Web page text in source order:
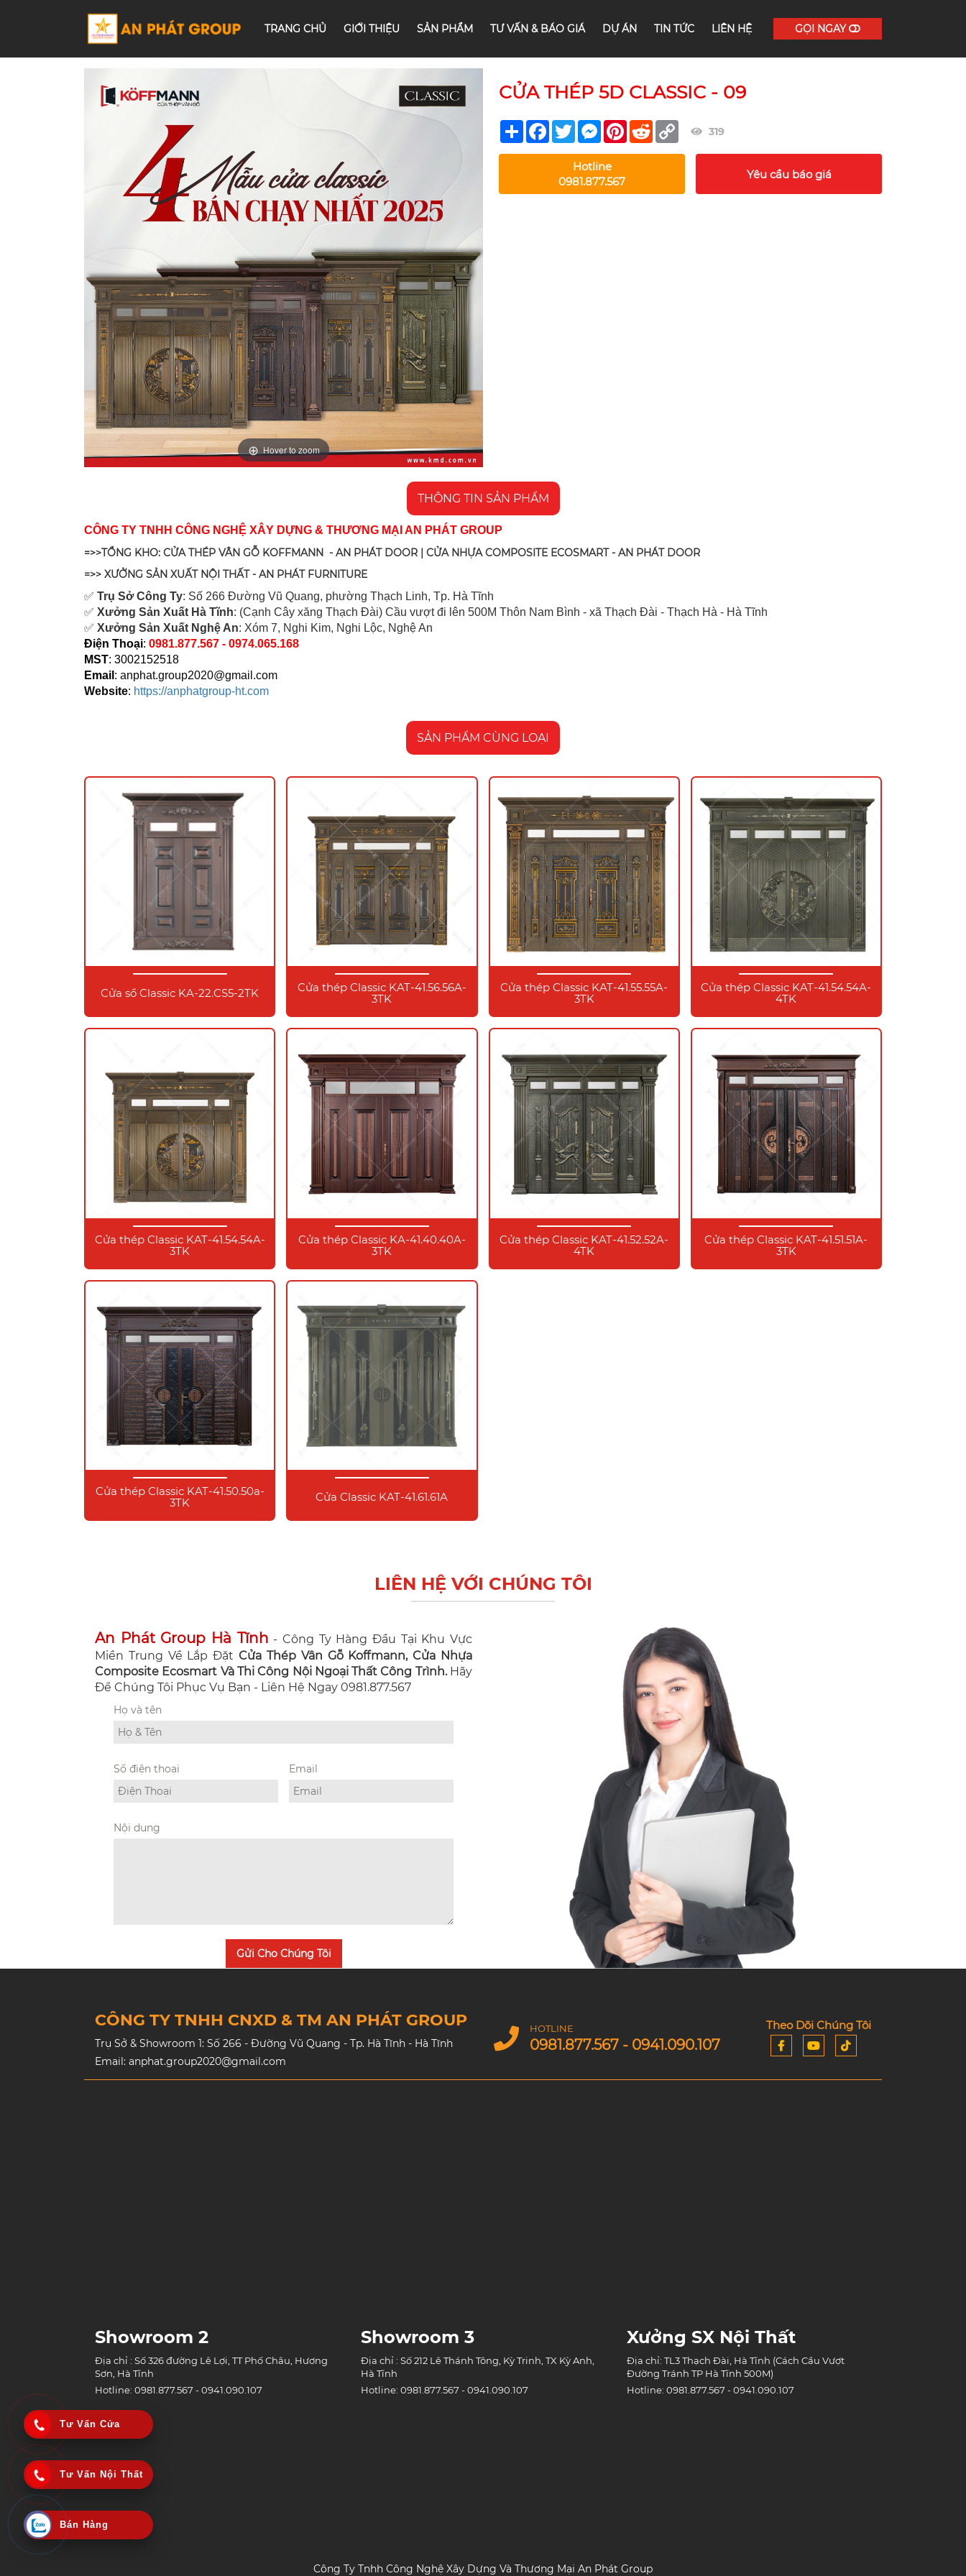
TRANG CHỦ GIỚI THIỆU SẢN PHẨM TƯ VẤN & BÁO GIÁ DỰ ÁN TIN TỨC LIÊN HỆ GỌI NGAY
Hover to zoom
CỬA THÉP 5D CLASSIC - 09
ShareFacebook
TwitterMessenger
Pinterest
Reddit Copy
Link
319
Hotline
0981.877.567
Yêu cầu báo giá
THÔNG TIN SẢN PHẨM
CÔNG TY TNHH CÔNG NGHỆ XÂY DỰNG & THƯƠNG MẠI AN PHÁT GROUP
=>>TỔNG KHO: CỬA THÉP VÂN GỖ KOFFMANN - AN PHÁT DOOR | CỬA NHỰA COMPOSITE ECOSMART - AN PHÁT DOOR
=>> XƯỞNG SẢN XUẤT NỘI THẤT - AN PHÁT FURNITURE
✅ Trụ Sở Công Ty: Số 266 Đường Vũ Quang, phường Thạch Linh, Tp. Hà Tĩnh
✅ Xưởng Sản Xuất Hà Tĩnh: (Cạnh Cây xăng Thạch Đài) Cầu vượt đi lên 500M Thôn Nam Bình - xã Thạch Đài - Thạch Hà - Hà Tĩnh
✅ Xưởng Sản Xuất Nghệ An: Xóm 7, Nghi Kim, Nghi Lộc, Nghệ An
Điện Thoại: 0981.877.567 - 0974.065.168
MST: 3002152518
Email : anphat.group2020@gmail.com
Website: https://anphatgroup-ht.com
SẢN PHẨM CÙNG LOẠI
Cửa sổ Classic KA-22.CS5-2TK
Cửa thép Classic KAT-41.56.56A-
3TK
Cửa thép Classic KAT-41.55.55A-
3TK
Cửa thép Classic KAT-41.54.54A-
4TK
Cửa thép Classic KAT-41.54.54A-
3TK
Cửa thép Classic KA-41.40.40A-
3TK
Cửa thép Classic KAT-41.52.52A-
4TK
Cửa thép Classic KAT-41.51.51A-
3TK
Cửa thép Classic KAT-41.50.50a-
3TK
Cửa Classic KAT-41.61.61A
LIÊN HỆ VỚI CHÚNG TÔI
An Phát Group Hà Tĩnh - Công Ty Hàng Đầu Tại Khu Vực
Miền Trung Về Lắp ĐặtCửa Thép Vân Gỗ Koffmann, Cửa Nhựa
Composite Ecosmart Và Thi Công Nội Ngoại Thất Công Trình. Hãy
Để Chúng Tôi Phục Vụ Bạn - Liên Hệ Ngay 0981.877.567
Họ và tên
Số điện thoại Email
Nội dung
Gửi Cho Chúng Tôi
CÔNG TY TNHH CNXD & TM AN PHÁT GROUP
Trụ Sở & Showroom 1: Số 266 - Đường Vũ Quang - Tp. Hà Tĩnh - Hà Tĩnh
Email: anphat.group2020@gmail.com
HOTLINE
0981.877.567 - 0941.090.107
Theo Dõi Chúng Tôi
Showroom 2
Địa chỉ : Số 326 đường Lê Lợi, TT Phố Châu, Hương
Sơn, Hà Tĩnh
Hotline: 0981.877.567 - 0941.090.107
Showroom 3
Địa chỉ : Số 212 Lê Thánh Tông, Kỳ Trinh, TX Kỳ Anh,
Hà Tĩnh
Hotline: 0981.877.567 - 0941.090.107
Xưởng SX Nội Thất
Địa chỉ: TL3 Thạch Đài, Hà Tĩnh (Cách Cầu Vượt
Đường Tránh TP Hà Tĩnh 500M)
Hotline: 0981.877.567 - 0941.090.107
Công Ty Tnhh Công Nghệ Xây Dựng Và Thương Mại An Phát Group
Tư Vấn Cửa
Tư Vấn Nội Thất
Bán Hàng